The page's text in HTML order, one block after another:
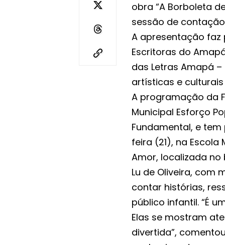
obra “A Borboleta
sessão de
A apresentação faz
Escritoras do
das Letras Amapá
artísticas e
A programação da
Municipal Esforço
Fundamental, e
feira (21), na
Amor, localizada no
Lu de Oliveira, com
contar histórias,
público infantil. “É
Elas se mostram
divertida”,